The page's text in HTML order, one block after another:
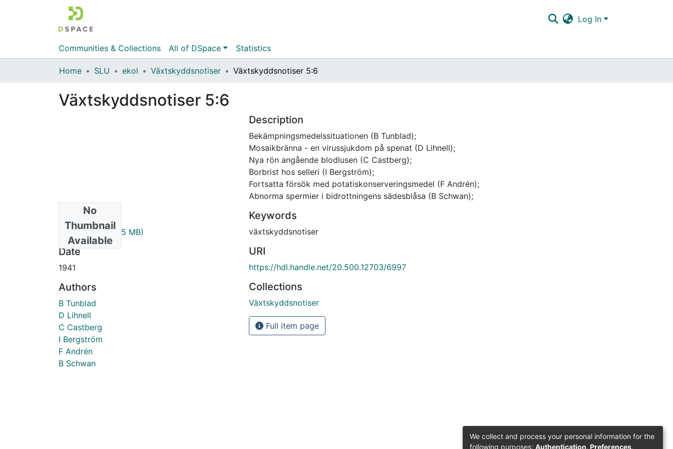
Log In
Communities & Collections All of DSpace Statistics
Home SLU ekol Växtskyddsnotiser Växtskyddsnotiser 5:6
Växtskyddsnotiser 5:6
No
Thumbnail
Available
1941_5_6.pdf(2.05 MB)
Date
1941
Authors
B Tunblad
D Lihnell
C Castberg
I Bergström
F Andrén
B Schwan
Description
Bekämpningsmedelssituationen (B Tunblad);
Mosaikbränna - en virussjukdom på spenat (D Lihnell);
Nya rön angående blodlusen (C Castberg);
Borbrist hos selleri (I Bergström);
Fortsatta försök med potatiskonserveringsmedel (F Andrén);
Abnorma spermier i bidrottningens sädesblåsa (B Schwan);
Keywords
växtskyddsnotiser
URI
https://hdl.handle.net/20.500.12703/6997
Collections
Växtskyddsnotiser
Full item page
We collect and process your personal information for the
following purposes: Authentication, Preferences,